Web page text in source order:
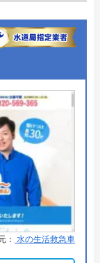
、益田市、大
雲南市、奥出
美郷町、邑南
鳥取市、米子
岩美町、若桜
朝町、湯梨浜
吉津村、大山
ジットカー
上
料保証制度
： 水の生活救急車